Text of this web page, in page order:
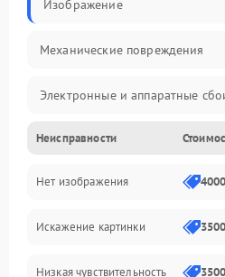
Изображение
Механические повреждения
Электронные и аппаратные
Неисправности сенсора и
Программные ошибки
Электропитание
Неисправности
Нет изображения
Искажение картинки
Низкая чувствительность